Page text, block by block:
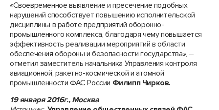
«Своевременное выявление и пресечение подобных
нарушений способствует повышению исполнительской
дисциплины в работе предприятий оборонно-
промышленного комплекса, благодаря чему повышается
эффективность реализации мероприятий в области
обеспечения обороны и безопасности государства», –
отметил заместитель начальника Управления контроля
авиационной, ракетно-космической и атомной
промышленности ФАС России Филипп Чирков.
19 января 2016г., Москва